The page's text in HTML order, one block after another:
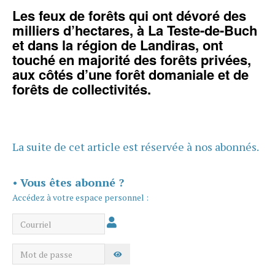
Les feux de forêts qui ont dévoré des
milliers d’hectares, à La Teste-de-Buch
et dans la région de Landiras, ont
touché en majorité des forêts privées,
aux côtés d’une forêt domaniale et de
forêts de collectivités.
La suite de cet article est réservée à nos abonnés.
• Vous êtes abonné ?
Accédez à votre espace personnel :
Courriel
Mot de passe AFFICHER LE MOT DE PASSE